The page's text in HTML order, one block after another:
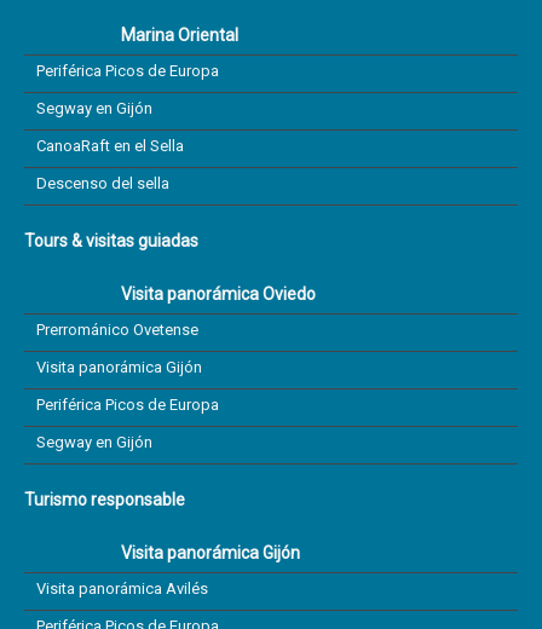
Marina Oriental
Periférica Picos de Europa
Segway en Gijón
CanoaRaft en el Sella
Descenso del sella
Tours & visitas guiadas
Visita panorámica Oviedo
Prerrománico Ovetense
Visita panorámica Gijón
Periférica Picos de Europa
Segway en Gijón
Turismo responsable
Visita panorámica Gijón
Visita panorámica Avilés